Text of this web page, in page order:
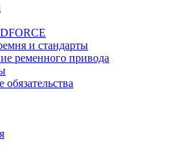
и стандарты
ременного привода